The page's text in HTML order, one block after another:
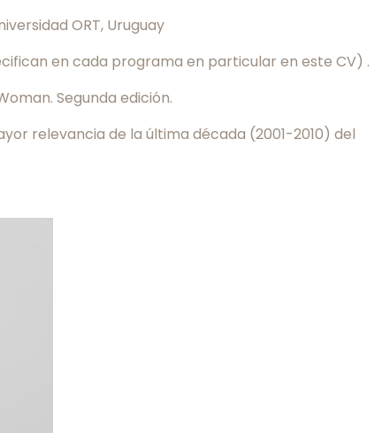
ORT, Uruguay
en cada programa en particular en este CV) .
Segunda edición.
relevancia de la última década (2001-2010) del